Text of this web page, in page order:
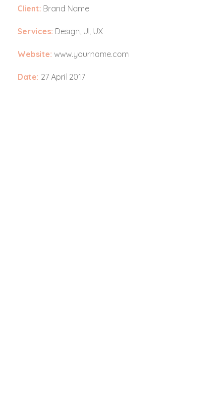
Client: Brand Name
Services: Design, UI, UX
Website: www.yourname.com
Date: 27 April 2017